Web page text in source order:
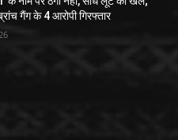
गैंग के 4 आरोपी गिरफ्तार